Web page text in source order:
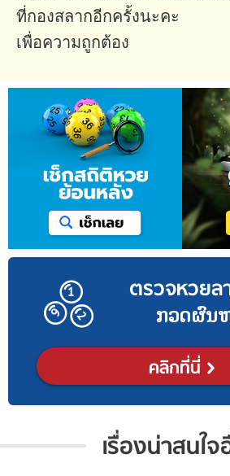
ที่กองสลากอีกครั้งนะคะ
เพื่อความถูกต้อง
ตรวจหวย
ກວດຜົນ
คลิกที่นี่
เรื่องน่าสนใ